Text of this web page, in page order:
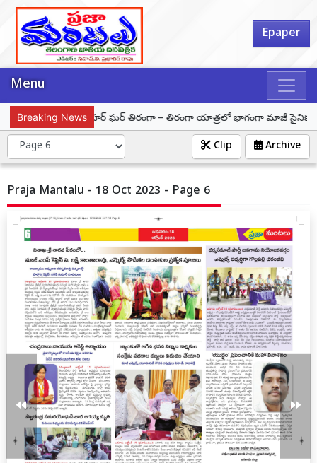
Epaper
Menu
Breaking News
అరెస్ట్ హర్ ఘర్ తిరంగా – తిరంగా యాత్రలో భాగంగా మాజీ సైనికుడు
Archive
Clip
Praja Mantalu - 18 Oct 2023 - Page 6